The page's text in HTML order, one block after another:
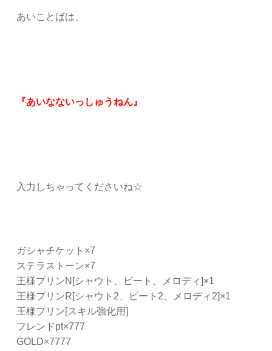
あいことばは、
『あいなないっしゅうねん』
入力しちゃってくださいね☆
ガシャチケット×7
ステラストーン×7
王様プリンN[シャウト、ビート、メロディ]×1
王様プリンR[シャウト2、ビート2、メロディ2]×1
王様プリン[スキル強化用]
フレンドpt×777
GOLD×7777